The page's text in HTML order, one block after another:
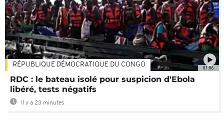
01:06
RÉPUBLIQUE DÉMOCRATIQUE DU CONGO
RDC : le bateau isolé pour suspicion d'Ebola
libéré, tests négatifs
Il y a 23 minutes